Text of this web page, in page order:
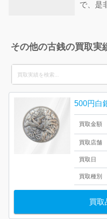
で、是
その他の古銭の買取実
for:
500円白
買取金額
買取店舗
買取日
買取種別
買取